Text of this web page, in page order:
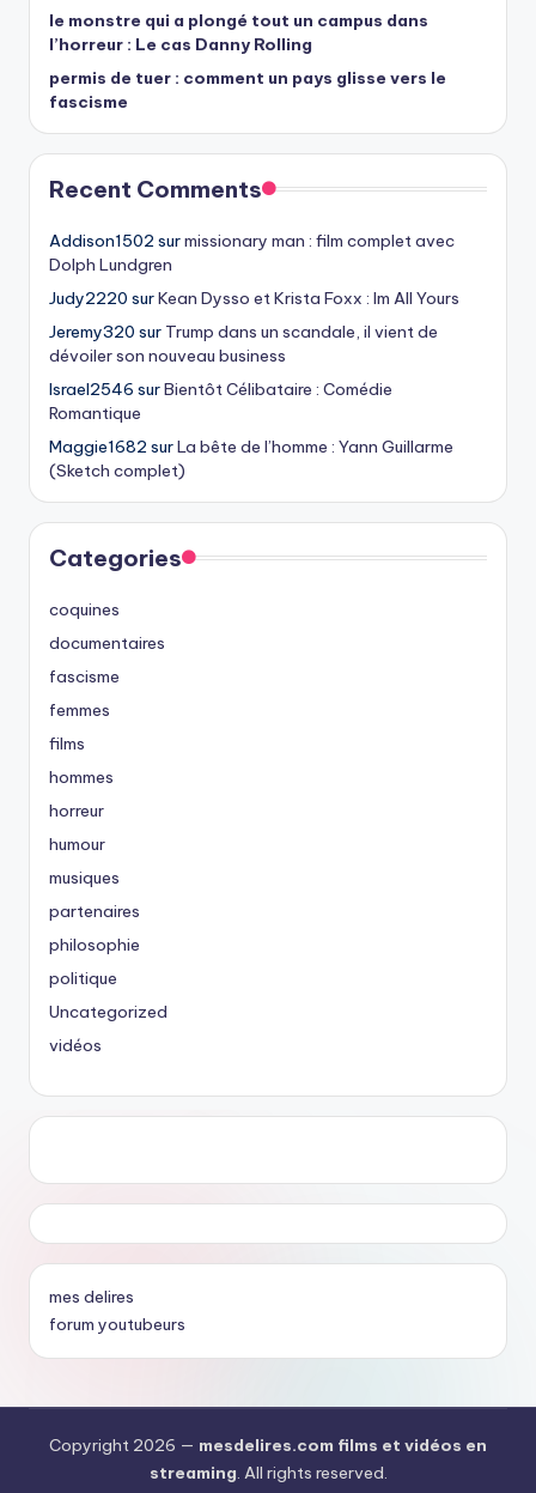
le monstre qui a plongé tout un campus dans
l’horreur : Le cas Danny Rolling
permis de tuer : comment un pays glisse vers le
fascisme
Recent Comments
Addison1502 surmissionary man : film complet avec
Dolph Lundgren
Judy2220 surKean Dysso et Krista Foxx : Im All Yours
Jeremy320 sur Trump dans un scandale, il vient de
dévoiler son nouveau business
Israel2546 surBientôt Célibataire : Comédie
Romantique
Maggie1682 surLa bête de l’homme : Yann Guillarme
(Sketch complet)
Categories
coquines
documentaires
fascisme
femmes
films
hommes
horreur
humour
musiques
partenaires
philosophie
politique
Uncategorized
vidéos
mes delires
forum youtubeurs
Copyright 2026 — mesdelires.com films et vidéos en
streaming. All rights reserved.